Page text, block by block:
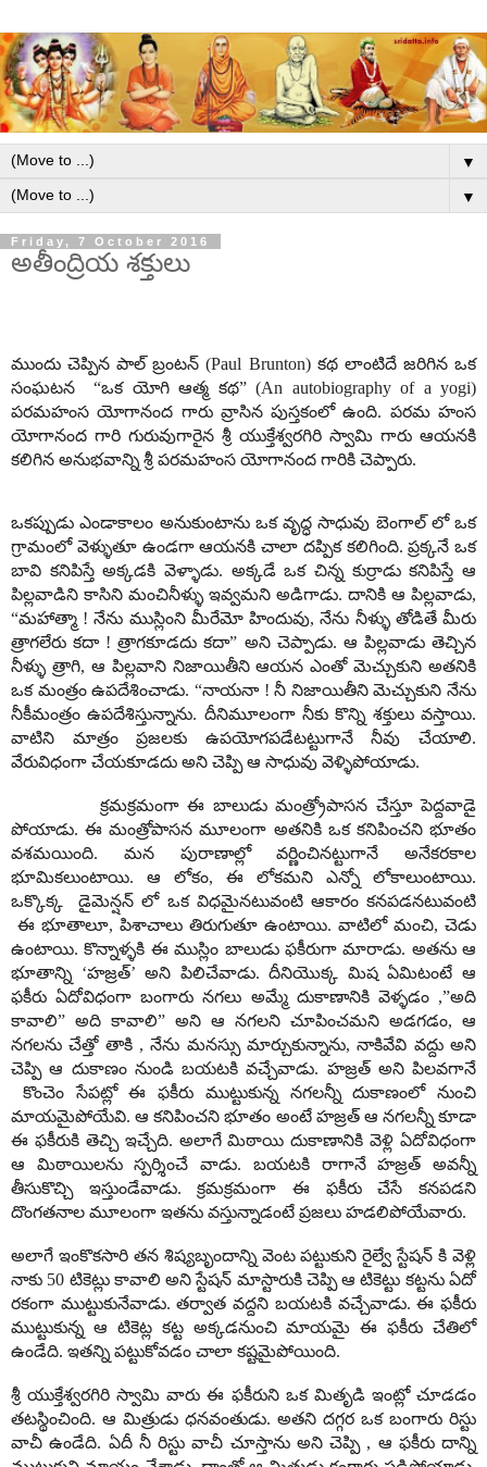
▼
▼
Friday, 7 October 2016
అతీంద్రియ శక్తులు
ముందు చెప్పిన పాల్ బ్రంటన్ (Paul Brunton) కథ లాంటిదే జరిగిన ఒక
సంఘటన “ఒక యోగి ఆత్మ కథ” (An autobiography of a yogi)
పరమహంస యోగానంద గారు వ్రాసిన పుస్తకంలో ఉంది. పరమ హంస
యోగానంద గారి గురువుగారైన శ్రీ యుక్తేశ్వరగిరి స్వామి గారు ఆయనకి
కలిగిన అనుభవాన్ని శ్రీ పరమహంస యోగానంద గారికి చెప్పారు.
ఒకప్పుడు ఎండాకాలం అనుకుంటాను ఒక వృద్ధ సాధువు బెంగాల్ లో ఒక
గ్రామంలో వెళ్ళుతూ ఉండగా ఆయనకి చాలా దప్పిక కలిగింది. ప్రక్కనే ఒక
బావి కనిపిస్తే అక్కడకి వెళ్ళాడు. అక్కడే ఒక చిన్న కుర్రాడు కనిపిస్తే ఆ
పిల్లవాడిని కాసిని మంచినీళ్ళు ఇవ్వమని అడిగాడు. దానికి ఆ పిల్లవాడు,
“మహాత్మా ! నేను ముస్లింని మీరేమో హిందువు, నేను నీళ్ళు తోడితే మీరు
త్రాగలేరు కదా ! త్రాగకూడదు కదా” అని చెప్పాడు. ఆ పిల్లవాడు తెచ్చిన
నీళ్ళు త్రాగి, ఆ పిల్లవాని నిజాయితీని ఆయన ఎంతో మెచ్చుకుని అతనికి
ఒక మంత్రం ఉపదేశించాడు. “నాయనా ! నీ నిజాయితీని మెచ్చుకుని నేను
నీకీమంత్రం ఉపదేశిస్తున్నాను. దీనిమూలంగా నీకు కొన్ని శక్తులు వస్తాయి.
వాటిని మాత్రం ప్రజలకు ఉపయోగపడేటట్టుగానే నీవు చేయాలి.
వేరువిధంగా చేయకూడదు అని చెప్పి ఆ సాధువు వెళ్ళిపోయాడు.
క్రమక్రమంగా ఈ బాలుడు మంత్ర్రోపాసన చేస్తూ పెద్దవాడై
పోయాడు. ఈ మంత్రోపాసన మూలంగా అతనికి ఒక కనిపించని భూతం
వశమయింది. మన పురాణాల్లో వర్ణించినట్టుగానే అనేకరకాల
భూమికలుంటాయి. ఆ లోకం, ఈ లోకమని ఎన్నో లోకాలుంటాయి.
ఒక్కొక్క డైమెన్షన్ లో ఒక విధమైనటువంటి ఆకారం కనపడనటువంటి
ఈ భూతాలూ, పిశాచాలు తిరుగుతూ ఉంటాయి. వాటిలో మంచి, చెడు
ఉంటాయి. కొన్నాళ్ళకి ఈ ముస్లిం బాలుడు ఫకీరుగా మారాడు. అతను ఆ
భూతాన్ని ‘హజ్రత్’ అని పిలిచేవాడు. దీనియొక్క మిష ఏమిటంటే ఆ
ఫకీరు ఏదోవిధంగా బంగారు నగలు అమ్మే దుకాణానికి వెళ్ళడం ,”అది
కావాలి” అది కావాలి” అని ఆ నగలని చూపించమని అడగడం, ఆ
నగలను చేత్తో తాకి , నేను మనస్సు మార్చుకున్నాను, నాకివేవి వద్దు అని
చెప్పి ఆ దుకాణం నుండి బయటకి వచ్చేవాడు. హజ్రత్ అని పిలవగానే
కొంచెం సేపట్లో ఈ ఫకీరు ముట్టుకున్న నగలన్నీ దుకాణంలో నుంచి
మాయమైపోయేవి. ఆ కనిపించని భూతం అంటే హజ్రత్ ఆ నగలన్నీ కూడా
ఈ ఫకీరుకి తెచ్చి ఇచ్చేది. అలాగే మిఠాయి దుకాణానికి వెళ్లి ఏదోవిధంగా
ఆ మిఠాయిలను స్పర్శించే వాడు. బయటకి రాగానే హజ్రత్ అవన్నీ
తీసుకొచ్చి ఇస్తుండేవాడు. క్రమక్రమంగా ఈ ఫకీరు చేసే కనపడని
దొంగతనాల మూలంగా ఇతను వస్తున్నాడంటే ప్రజలు హడలిపోయేవారు.
అలాగే ఇంకొకసారి తన శిష్యబృందాన్ని వెంట పట్టుకుని రైల్వే స్టేషన్ కి వెళ్లి
నాకు 50 టికెట్లు కావాలి అని స్టేషన్ మాస్టారుకి చెప్పి ఆ టికెట్టు కట్టను ఏదో
రకంగా ముట్టుకునేవాడు. తర్వాత వద్దని బయటకి వచ్చేవాడు. ఈ ఫకీరు
ముట్టుకున్న ఆ టికెట్ల కట్ట అక్కడనుంచి మాయమై ఈ ఫకీరు చేతిలో
ఉండేది. ఇతన్ని పట్టుకోవడం చాలా కష్టమైపోయింది.
శ్రీ యుక్తేశ్వరగిరి స్వామి వారు ఈ ఫకీరుని ఒక మితృడి ఇంట్లో చూడడం
తటస్థించింది. ఆ మిత్రుడు ధనవంతుడు. అతని దగ్గర ఒక బంగారు రిస్టు
వాచీ ఉండేది. ఏదీ నీ రిస్టు వాచీ చూస్తాను అని చెప్పి , ఆ ఫకీరు దాన్ని